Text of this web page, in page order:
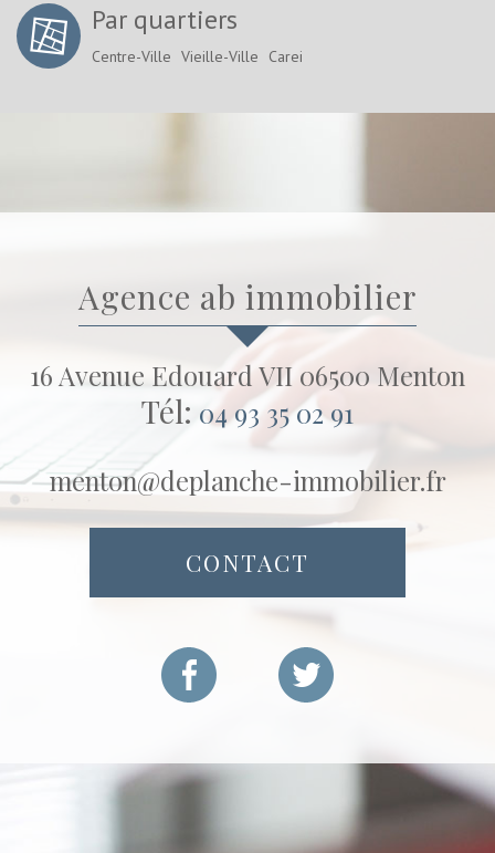
Par quartiers
Centre-Ville Vieille-Ville Carei
agence ab immobilier
16 Avenue Edouard VII 06500 Menton
Tél: 04 93 35 02 91
menton@deplanche-immobilier.fr
CONTACT